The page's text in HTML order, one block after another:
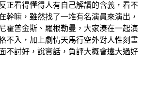
正看得懂得人有自己解讀的含義，看不
幹嘛，雖然找了一堆有名演員來演出，
霍普金斯、羅根勒曼，大家湊在一起演
不入，加上劇情天馬行空外對人性刻畫
不討好，說實話，負評大概會遠大過好